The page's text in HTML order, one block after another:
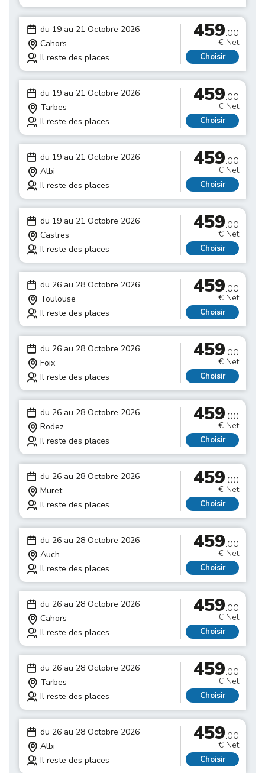
du 19 au 21 Octobre 2026
Cahors
Il reste des places
459.00
€ Net
Choisir
du 19 au 21 Octobre 2026
Tarbes
Il reste des places
459.00
€ Net
Choisir
du 19 au 21 Octobre 2026
Albi
Il reste des places
459.00
€ Net
Choisir
du 19 au 21 Octobre 2026
Castres
Il reste des places
459.00
€ Net
Choisir
du 26 au 28 Octobre 2026
Toulouse
Il reste des places
459.00
€ Net
Choisir
du 26 au 28 Octobre 2026
Foix
Il reste des places
459.00
€ Net
Choisir
du 26 au 28 Octobre 2026
Rodez
Il reste des places
459.00
€ Net
Choisir
du 26 au 28 Octobre 2026
Muret
Il reste des places
459.00
€ Net
Choisir
du 26 au 28 Octobre 2026
Auch
Il reste des places
459.00
€ Net
Choisir
du 26 au 28 Octobre 2026
Cahors
Il reste des places
459.00
€ Net
Choisir
du 26 au 28 Octobre 2026
Tarbes
Il reste des places
459.00
€ Net
Choisir
du 26 au 28 Octobre 2026
Albi
Il reste des places
459.00
€ Net
Choisir